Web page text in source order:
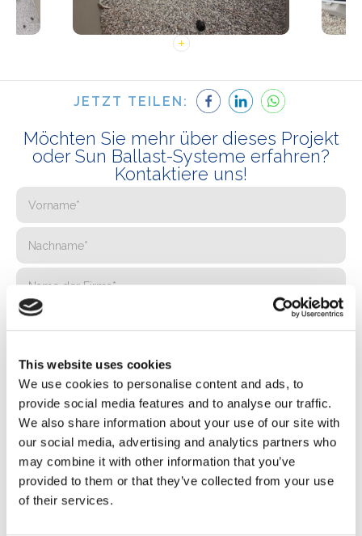
This website uses cookies
We use cookies to personalise content and ads, to
provide social media features and to analyse our traffic.
We also share information about your use of our site with
our social media, advertising and analytics partners who
may combine it with other information that you’ve
provided to them or that they’ve collected from your use
of their services.
JETZT TEILEN:
Möchten Sie mehr über dieses Projekt
oder Sun Ballast-Systeme erfahren?
Kontaktiere uns!